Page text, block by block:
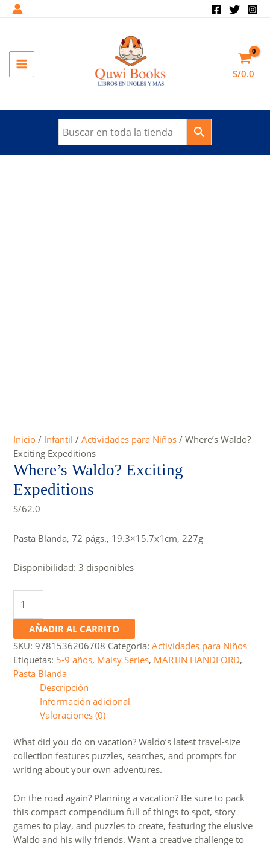
MAIN
S/0.0
Inicio / Infantil /Actividades para Niños / Where’s Waldo?
Exciting Expeditions
Where’s Waldo? Exciting
Expeditions
S/62.0
Pasta Blanda, 72 págs., 19.3×15.7x1cm, 227g
Disponibilidad: 3 disponibles
Waldo?
Exciting
Expeditions
cantidad
AÑADIR AL CARRITO
SKU:9781536206708 Categoría:Actividades para Niños
Etiquetas: 5-9 años, Maisy Series, MARTIN HANDFORD,
Pasta Blanda
Descripción
Información adicional
Valoraciones (0)
What did you do on vacation? Waldo’s latest travel-size
collection features puzzles, searches, and prompts for
writing about your own adventures.
On the road again? Planning a vacation? Be sure to pack
this compact compendium full of things to spot, story
games to play, and puzzles to create, featuring the elusive
Waldo and his wily friends. Want a creative challenge to